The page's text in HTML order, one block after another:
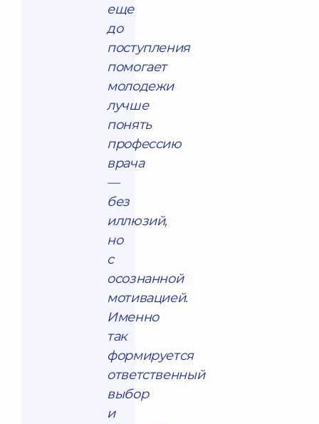
еще
до
поступления
помогает
молодежи
лучше
понять
профессию
врача
—
без
иллюзий,
но
с
осознанной
мотивацией.
Именно
так
формируется
ответственный
выбор
и